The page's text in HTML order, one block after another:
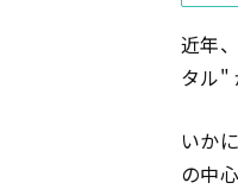
近年
タル"
いか
の中